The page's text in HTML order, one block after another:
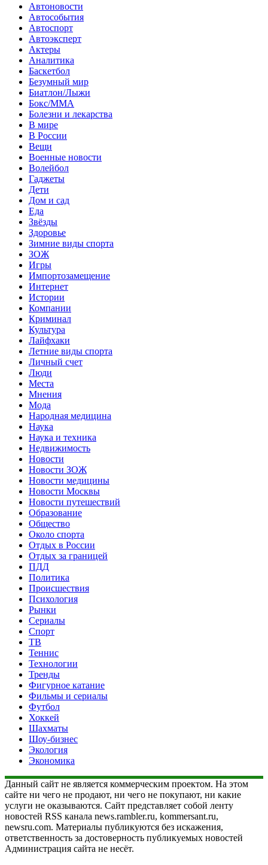
Автоновости
Автособытия
Автоспорт
Автоэксперт
Актеры
Аналитика
Баскетбол
Безумный мир
Биатлон/Лыжи
Бокс/MMA
Болезни и лекарства
В мире
В России
Вещи
Военные новости
Волейбол
Гаджеты
Дети
Дом и сад
Еда
Звёзды
Здоровье
Зимние виды спорта
ЗОЖ
Игры
Импортозамещение
Интернет
Истории
Компании
Криминал
Культура
Лайфхаки
Летние виды спорта
Личный счет
Люди
Места
Мнения
Мода
Народная медицина
Наука
Наука и техника
Недвижимость
Новости
Новости ЗОЖ
Новости медицины
Новости Москвы
Новости путешествий
Образование
Общество
Около спорта
Отдых в России
Отдых за границей
ПДД
Политика
Происшествия
Психология
Рынки
Сериалы
Спорт
ТВ
Теннис
Технологии
Тренды
Фигурное катание
Фильмы и сериалы
Футбол
Хоккей
Шахматы
Шоу-бизнес
Экология
Экономика
Данный сайт не является коммерческим проектом. На этом
сайте ни чего не продают, ни чего не покупают, ни какие
услуги не оказываются. Сайт представляет собой ленту
новостей RSS канала news.rambler.ru, kommersant.ru,
newsru.com. Материалы публикуются без искажения,
ответственность за достоверность публикуемых новостей
Администрация сайта не несёт.